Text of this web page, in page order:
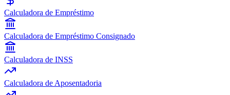
Calculadora de Empréstimo
Calculadora de Empréstimo Consignado
Calculadora de INSS
Calculadora de Aposentadoria